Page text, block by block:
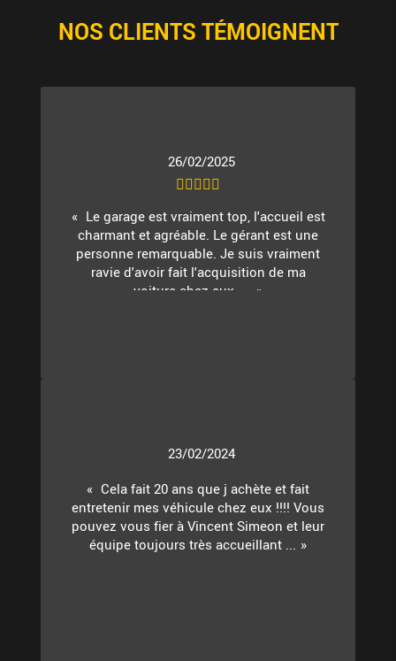
NOS CLIENTS TÉMOIGNENT
26/02/2025
Le garage est vraiment top, l'accueil est
charmant et agréable. Le gérant est une
personne remarquable. Je suis vraiment
ravie d'avoir fait l'acquisition de ma
voiture chez eux. ...
23/02/2024
Cela fait 20 ans que j achète et fait
entretenir mes véhicule chez eux !!!! Vous
pouvez vous fier à Vincent Simeon et leur
équipe toujours très accueillant ...